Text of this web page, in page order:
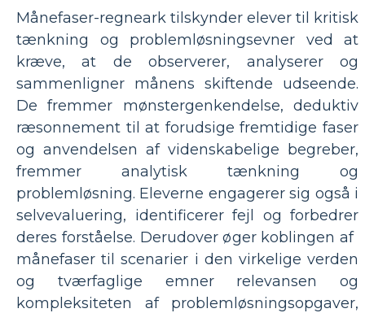
Månefaser-regneark tilskynder elever til kritisk
tænkning og problemløsningsevner ved at
kræve, at de observerer, analyserer og
sammenligner månens skiftende udseende.
De fremmer mønstergenkendelse, deduktiv
ræsonnement til at forudsige fremtidige faser
og anvendelsen af ​​videnskabelige begreber,
fremmer analytisk tænkning og
problemløsning. Eleverne engagerer sig også i
selvevaluering, identificerer fejl og forbedrer
deres forståelse. Derudover øger koblingen af ​​
månefaser til scenarier i den virkelige verden
og tværfaglige emner relevansen og
kompleksiteten af ​​problemløsningsopgaver,